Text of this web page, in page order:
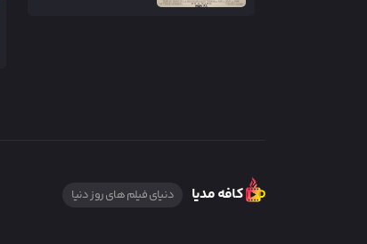
کافه مدیا دنیای فیلم های روز دنیا